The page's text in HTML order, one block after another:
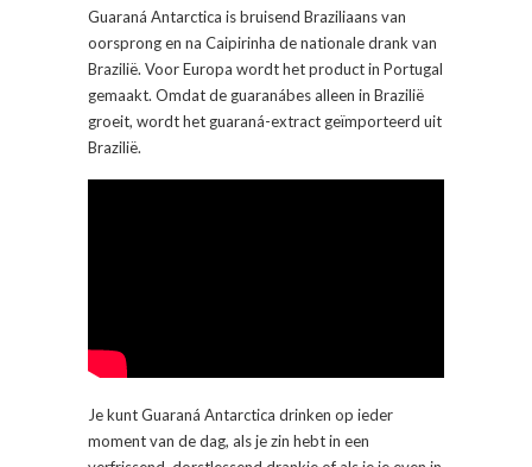
Guaraná Antarctica is bruisend Braziliaans van
oorsprong en na Caipirinha de nationale drank van
Brazilië. Voor Europa wordt het product in Portugal
gemaakt. Omdat de guaranábes alleen in Brazilië
groeit, wordt het guaraná-extract geïmporteerd uit
Brazilië.
Je kunt Guaraná Antarctica drinken op ieder
moment van de dag, als je zin hebt in een